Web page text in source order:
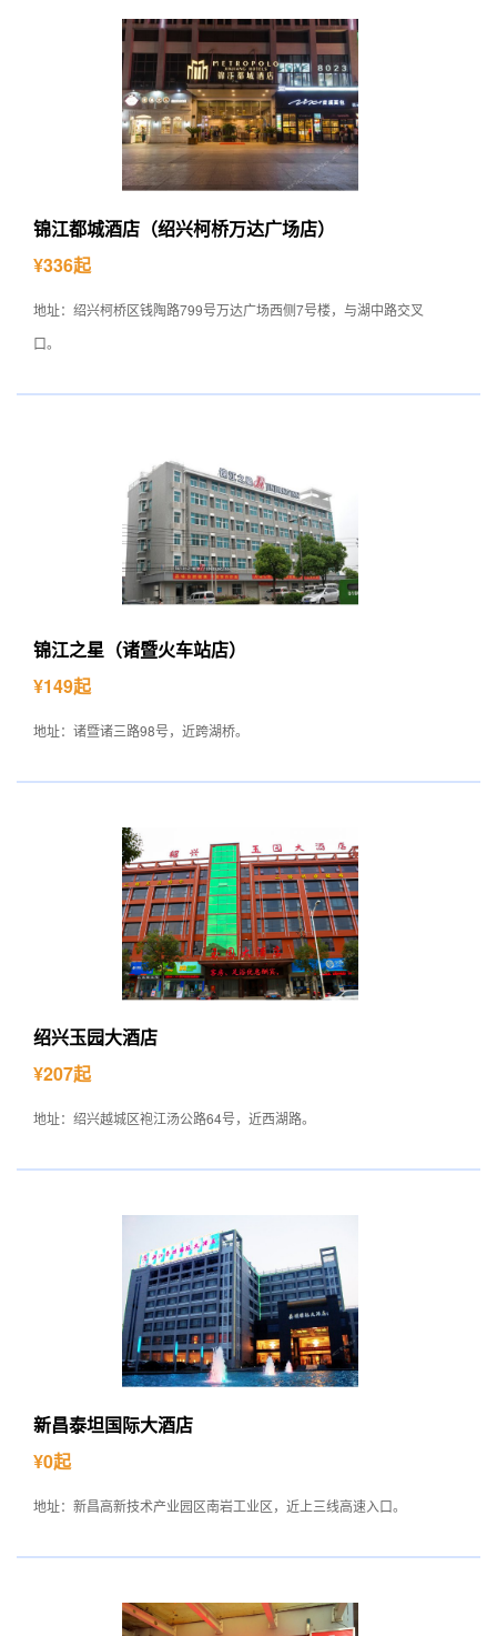
锦江都城酒店（绍兴柯桥万达广场店）
¥336起
地址：绍兴柯桥区钱陶路799号万达广场西侧7号楼，与湖中路交叉
口。
锦江之星（诸暨火车站店）
¥149起
地址：诸暨诸三路98号，近跨湖桥。
绍兴玉园大酒店
¥207起
地址：绍兴越城区袍江汤公路64号，近西湖路。
新昌泰坦国际大酒店
¥0起
地址：新昌高新技术产业园区南岩工业区，近上三线高速入口。